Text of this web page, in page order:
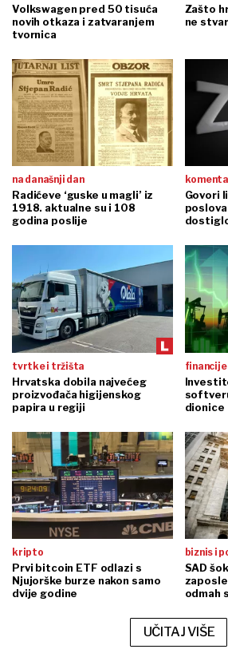
Volkswagen pred 50 tisuća
novih otkaza i zatvaranjem
tvornica
Zašto
ne
na današnji dan
Radićeve ‘guske u magli’ iz
1918. aktualne su i 108
godina poslije
Govori
tvrtke i tržišta
Hrvatska dobila najvećeg
proizvođača higijenskog
papira u regiji
financije
dionice
kripto
Prvi bitcoin ETF odlazi s
Njujorške burze nakon samo
dvije godine
biznis i
SAD
odmah
UČITAJ VIŠE